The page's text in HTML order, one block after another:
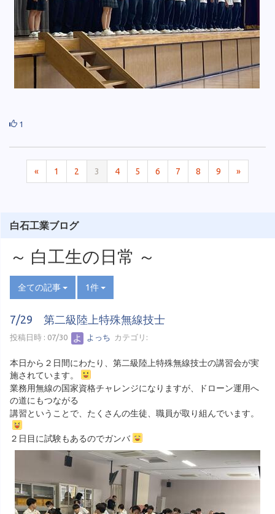
1
« 1 2 3 4 5 6 7 8 9 »
白石工業ブログ
～ 白工生の日常 ～
全ての記事 1件
7/29 第二級陸上特殊無線技士
投稿日時 : 07/30 よっち カテゴリ:
本日から２日間にわたり、第二級陸上特殊無線技士の講習会が実
施されています。
業務用無線の国家資格チャレンジになりますが、ドローン運用へ
の道にもつながる
講習ということで、たくさんの生徒、職員が取り組んでいます。
２日目に試験もあるのでガンバ